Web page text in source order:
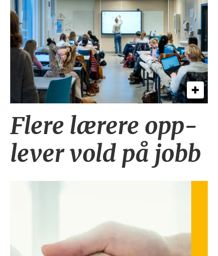
Flere lærere opp­
lever vold på jobb